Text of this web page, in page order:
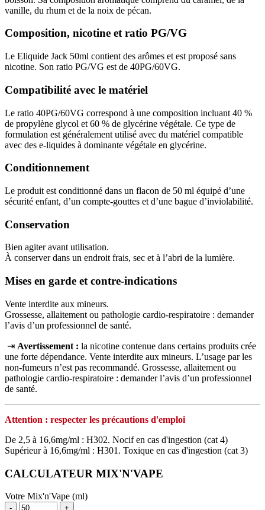
vanille, du rhum et de la noix de pécan.
Composition, nicotine et ratio PG/VG
Le Eliquide Jack 50ml contient des arômes et est proposé sans
nicotine. Son ratio PG/VG est de 40PG/60VG.
Compatibilité avec le matériel
Le ratio 40PG/60VG correspond à une composition incluant 40 %
de propylène glycol et 60 % de glycérine végétale. Ce type de
formulation est généralement utilisé avec du matériel compatible
avec des e-liquides à dominante végétale en glycérine.
Conditionnement
Le produit est conditionné dans un flacon de 50 ml équipé d’une
sécurité enfant, d’un compte-gouttes et d’une bague d’inviolabilité.
Conservation
Bien agiter avant utilisation.
À conserver dans un endroit frais, sec et à l’abri de la lumière.
Mises en garde et contre-indications
Vente interdite aux mineurs.
Grossesse, allaitement ou pathologie cardio-respiratoire : demander
l’avis d’un professionnel de santé.
⇥ Avertissement : la nicotine contenue dans certains produits crée
une forte dépendance. Vente interdite aux mineurs. L’usage par les
non‑fumeurs n’est pas recommandé. Grossesse, allaitement ou
pathologie cardio‑respiratoire : demander l’avis d’un professionnel
de santé.
Attention : respecter les précautions d'emploi
De 2,5 à 16,6mg/ml : H302. Nocif en cas d'ingestion (cat 4)
Supérieur à 16,6mg/ml : H301. Toxique en cas d'ingestion (cat 3)
CALCULATEUR MIX'N'VAPE
Votre Mix'n'Vape (ml)
- +